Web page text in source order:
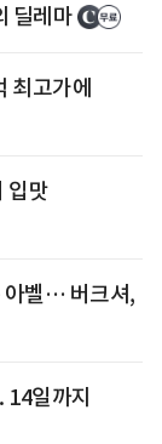
딜레마
최고가에
입맛
아벨… 버크셔,
14일까지